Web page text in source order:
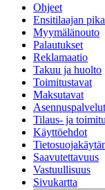
Ohjeet
Ensitilaajan
Myymälänouto
Palautukset
Reklamaatio
Takuu ja huolto
Toimitustavat
Maksutavat
Asennuspalvelut
Tilaus- ja
Käyttöehdot
Saavutettavuus
Vastuullisuus
Sivukartta